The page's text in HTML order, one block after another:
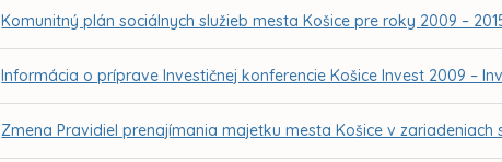
Komunitný plán sociálnych služieb mesta Košice pre roky 2009 –
Informácia o príprave Investičnej konferencie Košice Invest 2009 –
Zmena Pravidiel prenajímania majetku mesta Košice v zariadeniach